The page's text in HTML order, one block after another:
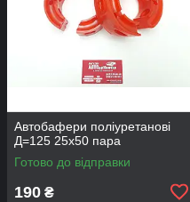
Автобафери поліуретанові
Д=125 25x50 пара
Готово до відправки
190 ₴